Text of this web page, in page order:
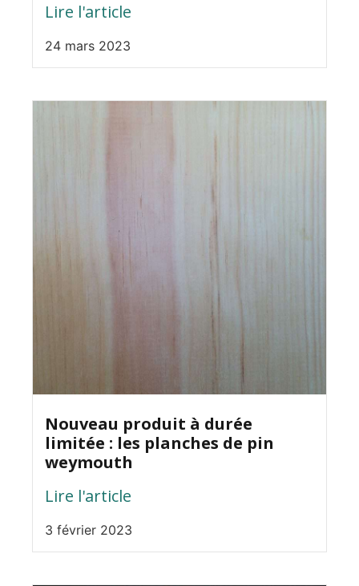
Lire l'article
24 mars 2023
Nouveau produit à durée
limitée : les planches de pin
weymouth
Lire l'article
3 février 2023